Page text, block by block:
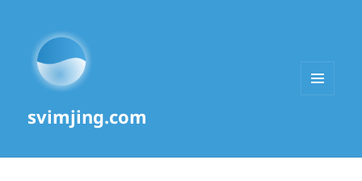
svimjing.com